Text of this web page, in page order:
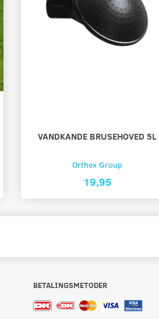
VANDKANDE BRUSEHOVED 5L
Orthex Group
19,95
BETALINGSMETODER